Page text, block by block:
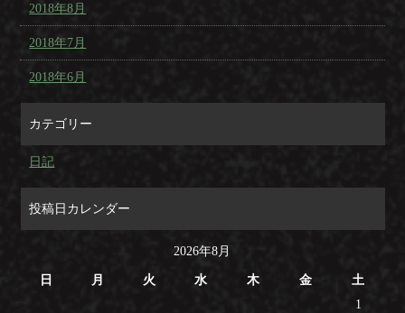
2018年8月
2018年7月
2018年6月
カテゴリー
日記
投稿日カレンダー
2026年8月
日 月 火 水 木 金
土
1